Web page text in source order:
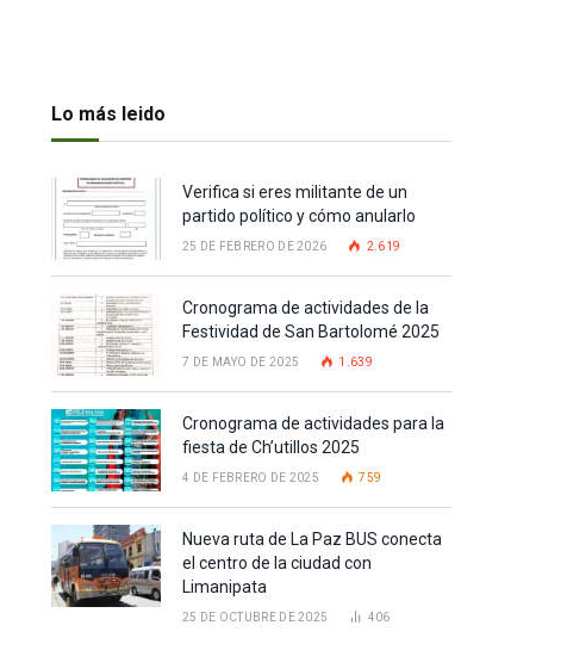
Lo más leido
Verifica si eres militante de un
partido político y cómo anularlo
25 DE FEBRERO DE 2026 2.619
Cronograma de actividades de la
Festividad de San Bartolomé 2025
7 DE MAYO DE 2025 1.639
Cronograma de actividades para la
fiesta de Ch’utillos 2025
4 DE FEBRERO DE 2025 759
Nueva ruta de La Paz BUS conecta
el centro de la ciudad con
Limanipata
25 DE OCTUBRE DE 2025 406